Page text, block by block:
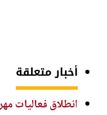
أخبار متعلقة
انطلاق فعاليات